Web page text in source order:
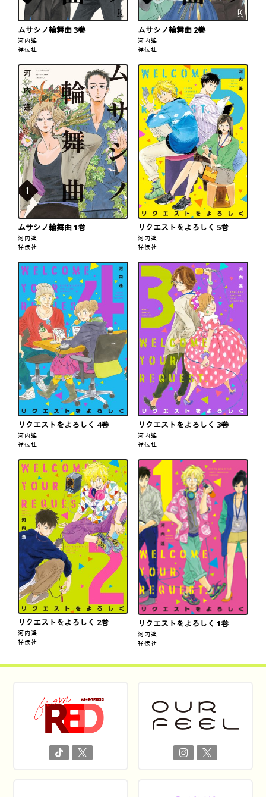
ムサシノ輪舞曲 3巻
河内遙
祥伝社
ムサシノ輪舞曲 2巻
河内遙
祥伝社
ムサシノ輪舞曲 1巻
河内遙
祥伝社
リクエストをよろしく 5巻
河内遙
祥伝社
リクエストをよろしく 4巻
河内遙
祥伝社
リクエストをよろしく 3巻
河内遙
祥伝社
リクエストをよろしく 2巻
河内遙
祥伝社
リクエストをよろしく 1巻
河内遙
祥伝社